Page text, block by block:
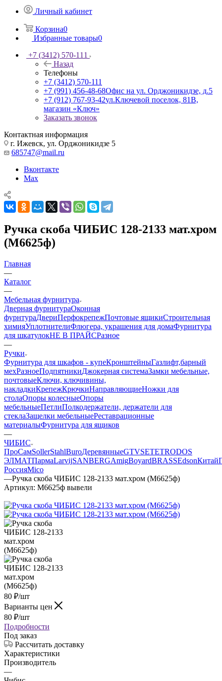
Личный кабинет
Корзина0
Избранные товары0
+7 (3412) 570-111
Назад
Телефоны
+7 (3412) 570-111
+7 (991) 456-48-68Офис на ул. Орджоникидзе, д.5
+7 (912) 767-93-42ул.Ключевой поселок, 81В,
магазин «Ключ»
Заказать звонок
Контактная информация
г. Ижевск, ул. Орджоникидзе 5
685747@mail.ru
Вконтакте
Max
Ручка скоба ЧИБИС 128-2133 мат.хром
(М6625ф)
Главная
—
Каталог
—
Мебельная фурнитура
Дверная фурнитураОконная
фурнтураДвериПерфокрепежПочтовые ящикиСтроительная
химияУплотнителиФлюгера, украшения для домаФурнитура
для шкатулокНЕ В ПРАЙСРазное
—
Ручки
Фурнитура для шкафов - купеКронштейныГазлифт,барный
мехРазноеПодпятникиДжокерная системаЗамки мебельные,
почтовыеКлючи, ключивины,
накладкиКрепежКрючкиНаправляющиеНожки для
столаОпоры колесныеОпоры
мебельныеПетлиПолкодержатели, держатели для
стеклаЗащелки мебельныеРеставрационные
материалыФурнитура для ящиков
—
ЧИБИС
ПроСамSollerStahlBuroДеревянныеGTVSETETRODOS
ЭЛМАТПармаLarvijSANBERGAmigBoyardBRASSEdsonКитай
РоссияMico
—Ручка скоба ЧИБИС 128-2133 мат.хром (М6625ф)
Артикул: М6625ф вывели
80 ₽/шт
Варианты цен
80 ₽/шт
Подробности
Под заказ
Рассчитать доставку
Характеристики
Производитель
—